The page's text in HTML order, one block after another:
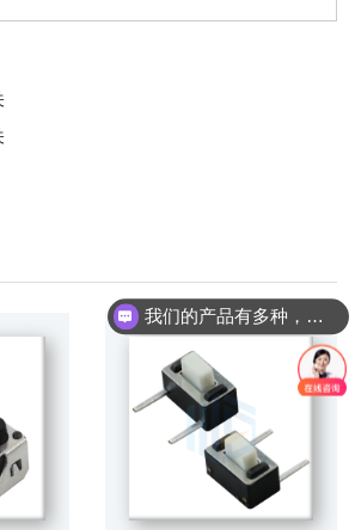
我们的产品有多种，请问您具体想了解哪个产品呢？